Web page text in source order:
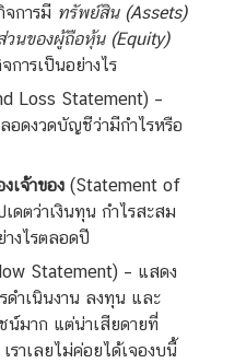
การมี ทรัพย์สิน (Assets)
วนของผู้ถือหุ้น (Equity)
การเป็นอย่างไร
Loss Statement) –
อดงวดบัญชีว่ามีกำไรหรือ
เจ้าของ (Statement of
ดตว่าเงินทุน กำไรสะสม
งไรตลอดปี
Statement) – แสดง
ดำเนินงาน ลงทุน และ
น์มาก แต่น่าเสียดายที่
าเลยไม่ค่อยได้เจองบนี้